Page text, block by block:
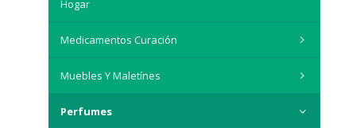
Hogar
Medicamentos Curación
Muebles Y Maletínes
Perfumes